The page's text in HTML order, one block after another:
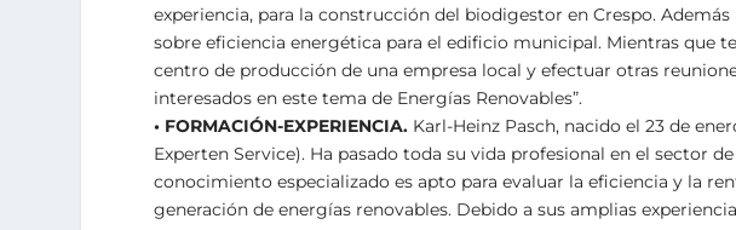
experiencia, para la construcción del biodigestor en Crespo.
sobre eficiencia energética para el edificio municipal. Mientras que
centro de producción de una empresa local y efectuar otras
interesados en este tema de Energías Renovables”.
• FORMACIÓN-EXPERIENCIA. Karl-Heinz Pasch, nacido el 23 de
Experten Service). Ha pasado toda su vida profesional en el sector
conocimiento especializado es apto para evaluar la eficiencia y la
generación de energías renovables. Debido a sus amplias